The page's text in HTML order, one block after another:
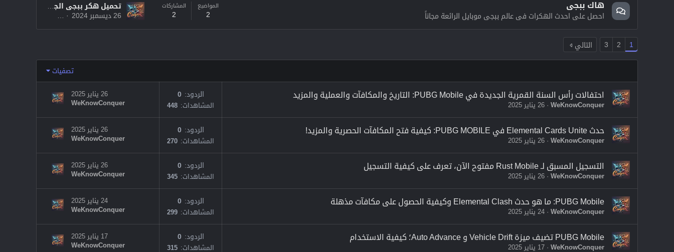
هاك ببجى
احصل على احدث الهكرات فى عالم ببجى موبايل الرائعة مجاناً
المواضيع
2
المشاركات
2
26 ديسمبر 2024
1
2
3 التالي
تصفيات
احتفالات رأس السنة القمرية الجديدة في PUBG Mobile: التاريخ والمكافآت والعملية والمزيد
WeKnowConquer 26 يناير 2025
الردود 0
المشاهدات 448
26 يناير 2025
WeKnowConquer
حدث Elemental Cards Unite في PUBG MOBILE: كيفية فتح المكافآت الحصرية والمزيد!
WeKnowConquer 26 يناير 2025
الردود 0
المشاهدات 270
26 يناير 2025
WeKnowConquer
التسجيل المسبق لـ Rust Mobile مفتوح الآن، تعرف على كيفية التسجيل
WeKnowConquer 26 يناير 2025
الردود 0
المشاهدات 345
26 يناير 2025
WeKnowConquer
PUBG Mobile: ما هو حدث Elemental Clash وكيفية الحصول على مكافآت مذهلة
WeKnowConquer 24 يناير 2025
الردود 0
المشاهدات 299
24 يناير 2025
WeKnowConquer
PUBG Mobile تضيف ميزة Vehicle Drift و Auto Advance؛ كيفية الاستخدام
WeKnowConquer 17 يناير 2025
الردود 0
المشاهدات 315
17 يناير 2025
WeKnowConquer